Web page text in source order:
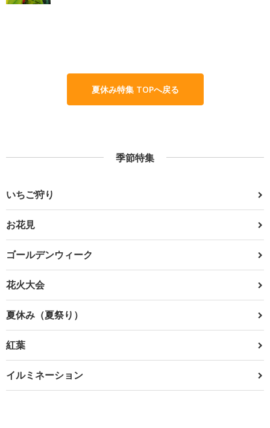
夏休み特集 TOPへ戻る
季節特集
いちご狩り
お花見
ゴールデンウィーク
花火大会
夏休み（夏祭り）
紅葉
イルミネーション